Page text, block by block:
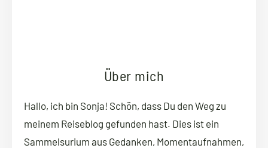
Über mich
Hallo, ich bin Sonja! Schön, dass Du den Weg zu
meinem Reiseblog gefunden hast. Dies ist ein
Sammelsurium aus Gedanken, Momentaufnahmen,